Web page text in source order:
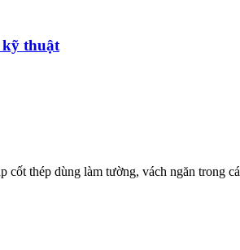
kỹ thuật
cốt thép dùng làm tường, vách ngăn trong